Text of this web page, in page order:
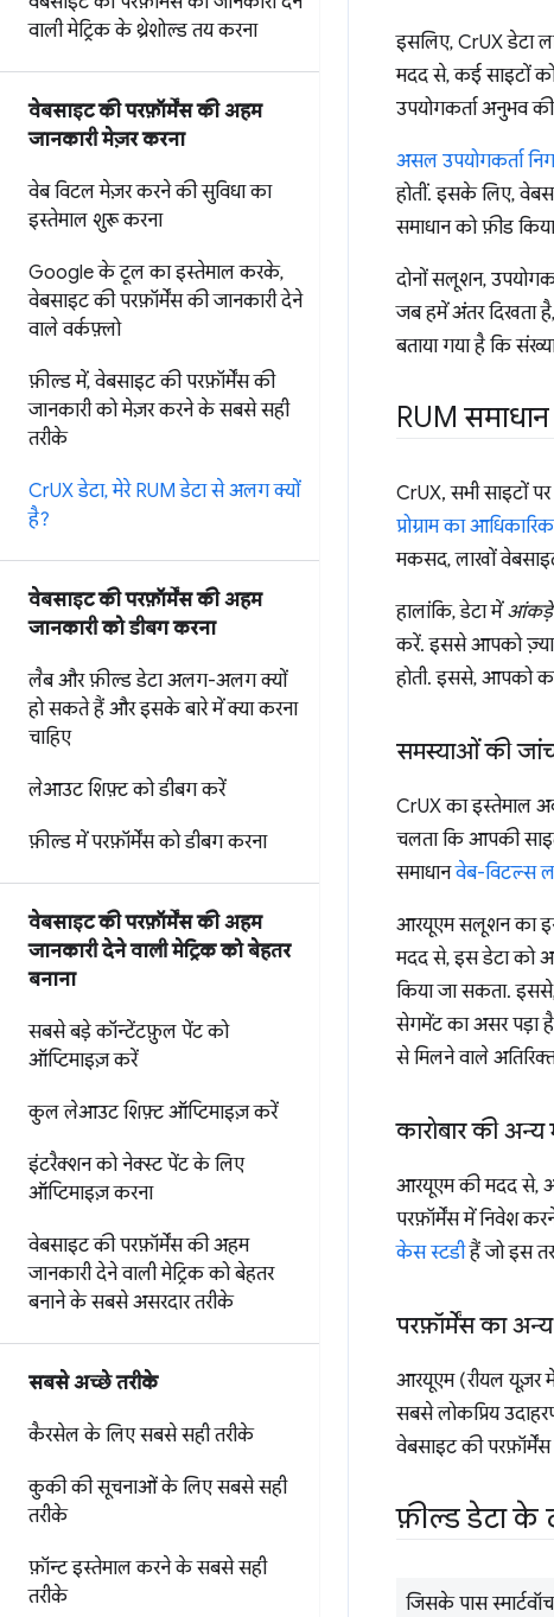
वाली मेट्रिक के थ्रेशोल्ड तय करना
वेबसाइट की परफ़ॉर्मेंस की अहम
जानकारी मेज़र करना
वेब विटल मेज़र करने की सुविधा का
इस्तेमाल शुरू करना
Google के टूल का इस्तेमाल करके,
वेबसाइट की परफ़ॉर्मेंस की जानकारी देने
वाले वर्कफ़्लो
फ़ील्ड में,वेबसाइट की परफ़ॉर्मेंस की
जानकारी को मेज़र करने के सबसे सही
तरीके
CrUX डेटा,मेरे RUM डेटा से अलग क्यों
है?
वेबसाइट की परफ़ॉर्मेंस की अहम
जानकारी को डीबग करना
लैब और फ़ील्ड डेटा अलग-अलग क्यों
हो सकते हैं और इसके बारे में क्या करना
चाहिए
लेआउट शिफ़्ट को डीबग करें
फ़ील्ड में परफ़ॉर्मेंस को डीबग करना
वेबसाइट की परफ़ॉर्मेंस की अहम
जानकारी देने वाली मेट्रिक को बेहतर
बनाना
सबसे बड़े कॉन्टेंटफ़ुल पेंट को
ऑप्टिमाइज़ करें
कुल लेआउट शिफ़्ट ऑप्टिमाइज़ करें
इंटरैक्शन को नेक्स्ट पेंट के लिए
ऑप्टिमाइज़ करना
वेबसाइट की परफ़ॉर्मेंस की अहम
जानकारी देने वाली मेट्रिक को बेहतर
बनाने के सबसे असरदार तरीके
सबसे अच्छे तरीके
कैरसेल के लिए सबसे सही तरीके
कुकी की सूचनाओं के लिए सबसे सही
तरीके
फ़ॉन्ट इस्तेमाल करने के सबसे सही
तरीके
इसलिए, CrUX डेटा
मदद से, कई साइटों
उपयोगकर्ता अनुभव
असल उपयोगकर्ता
होतीं. इसके लिए,
समाधान को फ़ीड
दोनों सलूशन,
जब हमें अंतर दिखता है,
बताया गया है कि
RUM
CrUX, सभी साइटों
प्रोग्राम का
मकसद, लाखों
हालांकि, डेटा में आंकड़े
करें. इससे आपको
होती. इससे, आपको
समस्याओं की
CrUX का इस्तेमाल
चलता कि आपकी
समाधानवेब-विटल्स
आरयूएम सलूशन का
मदद से, इस डेटा को
किया जा सकता.
सेगमेंट का असर पड़ा
से मिलने वाले
कारोबार की
आरयूएम की मदद से,
परफ़ॉर्मेंस में निवेश
केस स्टडीहैं जो इस
परफ़ॉर्मेंस का
आरयूएम (रीयल यूज़र
सबसे लोकप्रिय
वेबसाइट की
फ़ील्ड डेटा के
जिसके पास